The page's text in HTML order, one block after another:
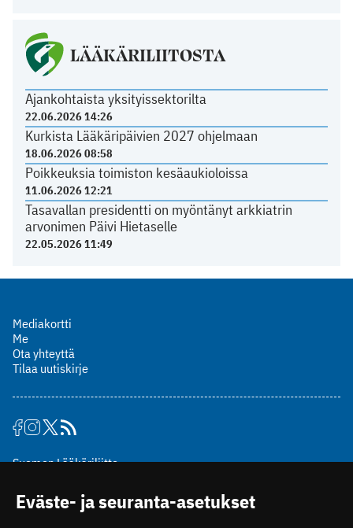
LÄÄKÄRILIITOSTA
Ajankohtaista yksityissektorilta
22.06.2026 14:26
Kurkista Lääkäripäivien 2027 ohjelmaan
18.06.2026 08:58
Poikkeuksia toimiston kesäaukioloissa
11.06.2026 12:21
Tasavallan presidentti on myöntänyt arkkiatrin
arvonimen Päivi Hietaselle
22.05.2026 11:49
Mediakortti
Me
Ota yhteyttä
Tilaa uutiskirje
Suomen Lääkäriliitto
00510 Helsinki
puh. (09) 393 091
Eväste- ja seuranta-asetukset